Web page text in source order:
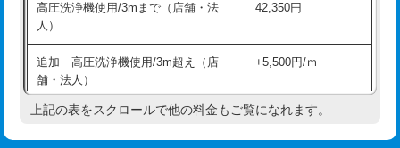
持込商品取付（混合水栓）
持込商品取付（浄水器・分岐水栓） 16,500円
持込商品取付（温水洗浄便座） 22,000円
持込商品取付（普通便座⇔温水洗浄便
22,000円
高圧洗浄機使用/3mまで（店舗・法
人）
42,350円
追加 高圧洗浄機使用/3m超え（店
舗・法人）
+5,500円/ｍ
高度高圧洗浄換 現地調査
上記の表をスクロールで他の料金もご覧になれます。